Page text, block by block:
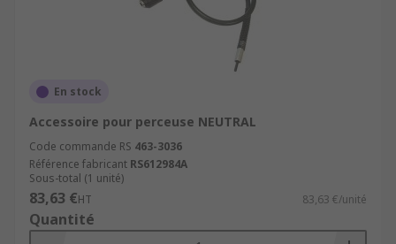
En stock
Accessoire pour perceuse NEUTRAL
Code commande RS 463-3036
Référence fabricant RS612984A
Sous-total (1 unité)
83,63 €HT 83,63 €/unité
Quantité